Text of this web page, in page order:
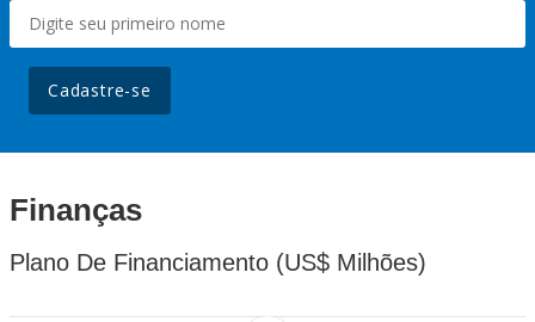
Cadastre-se
Finanças
Plano De Financiamento (US$ Milhões)